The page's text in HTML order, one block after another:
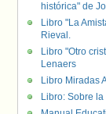
histórica" de
Libro "La
Rieval.
Libro "Otro
Lenaers
Libro Miradas
Libro: Sobre